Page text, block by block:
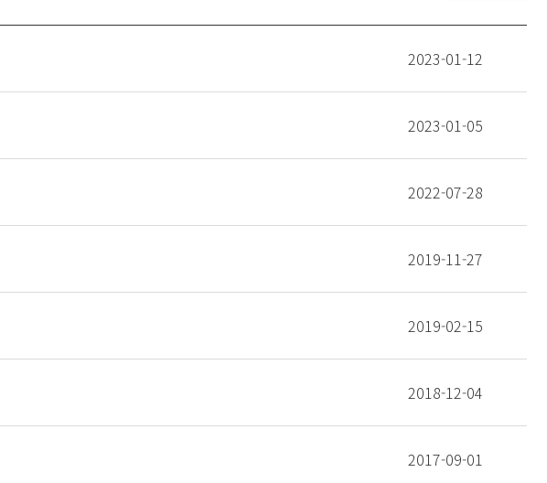
2023-01-12
2023-01-05
2022-07-28
2019-11-27
2019-02-15
2018-12-04
2017-09-01